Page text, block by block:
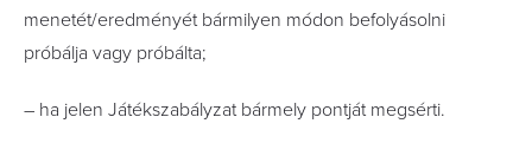
menetét/eredményét bármilyen módon befolyásolni
próbálja vagy próbálta;
– ha jelen Játékszabályzat bármely pontját megsérti.